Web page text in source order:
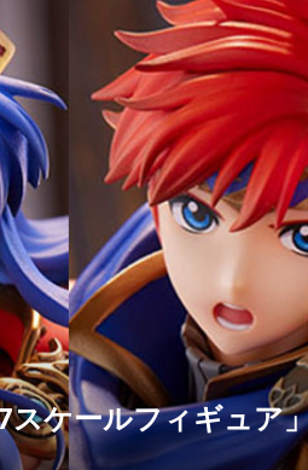
スケールフィギュア